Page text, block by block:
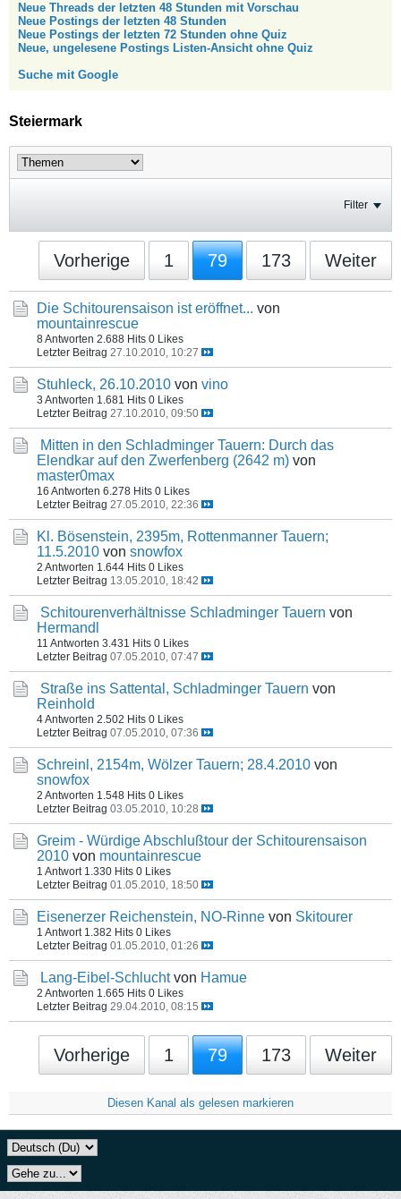
Neue Threads der letzten 48 Stunden mit Vorschau
Neue Postings der letzten 48 Stunden
Neue Postings der letzten 72 Stunden ohne Quiz
Neue, ungelesene Postings Listen-Ansicht ohne Quiz
Suche mit Google
Steiermark
Filter
Vorherige 1 79 173 Weiter
Die Schitourensaison ist eröffnet... von
mountainrescue
8 Antworten 2.688 Hits 0 Likes
Letzter Beitrag 27.10.2010, 10:27
Stuhleck, 26.10.2010 von vino
3 Antworten 1.681 Hits 0 Likes
Letzter Beitrag 27.10.2010, 09:50
Mitten in den Schladminger Tauern: Durch das
Elendkar auf den Zwerfenberg (2642 m) von
master0max
16 Antworten 6.278 Hits 0 Likes
Letzter Beitrag 27.05.2010, 22:36
Kl. Bösenstein, 2395m, Rottenmanner Tauern;
11.5.2010 von snowfox
2 Antworten 1.644 Hits 0 Likes
Letzter Beitrag 13.05.2010, 18:42
Schitourenverhältnisse Schladminger Tauern von
Hermandl
11 Antworten 3.431 Hits 0 Likes
Letzter Beitrag 07.05.2010, 07:47
Straße ins Sattental, Schladminger Tauern von
Reinhold
4 Antworten 2.502 Hits 0 Likes
Letzter Beitrag 07.05.2010, 07:36
Schreinl, 2154m, Wölzer Tauern; 28.4.2010 von
snowfox
2 Antworten 1.548 Hits 0 Likes
Letzter Beitrag 03.05.2010, 10:28
Greim - Würdige Abschlußtour der Schitourensaison
2010 von mountainrescue
1 Antwort 1.330 Hits 0 Likes
Letzter Beitrag 01.05.2010, 18:50
Eisenerzer Reichenstein, NO-Rinne von Skitourer
1 Antwort 1.382 Hits 0 Likes
Letzter Beitrag 01.05.2010, 01:26
Lang-Eibel-Schlucht von Hamue
2 Antworten 1.665 Hits 0 Likes
Letzter Beitrag 29.04.2010, 08:15
Vorherige 1 79 173 Weiter
Diesen Kanal als gelesen markieren